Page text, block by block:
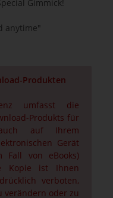
Gimmick!
anytime"
Produkten
umfasst die
Produkts für
auf Ihrem
Gerät
Fall von eBooks)
Kopie ist Ihnen
verboten,
verändern oder zu